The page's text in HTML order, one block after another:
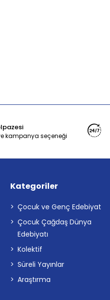
kampanya seçeneği
Kategoriler
Çocuk ve Genç Edebiyat
Çocuk Çağdaş Dünya
Edebiyatı
Kolektif
Süreli Yayınlar
Araştırma